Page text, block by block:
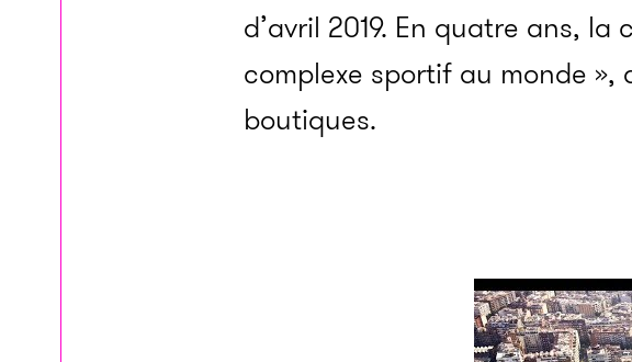
d’avril 2019. En quatre ans,
complexe sportif au monde
boutiques.